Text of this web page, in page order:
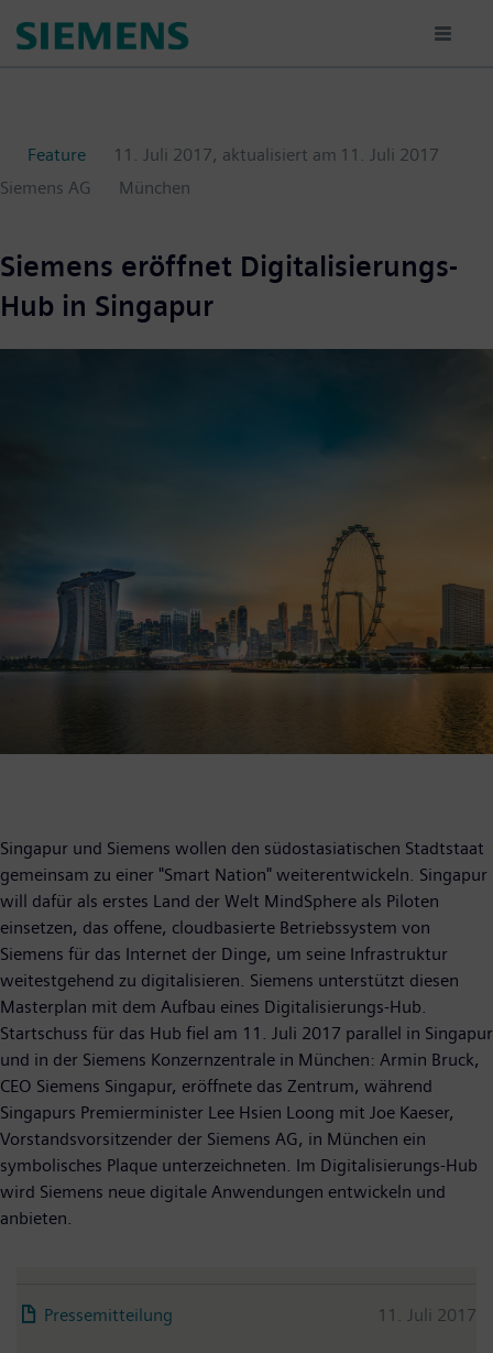
para
Feature
11. Juli 2017, aktualisiert am 11. Juli 2017
Siemens AG
München
Siemens eröffnet Digitalisierungs-
Hub in Singapur
Singapur und Siemens wollen den südostasiatischen Stadtstaat
gemeinsam zu einer "Smart Nation" weiterentwickeln. Singapur
will dafür als erstes Land der Welt MindSphere als Piloten
einsetzen, das offene, cloudbasierte Betriebssystem von
Siemens für das Internet der Dinge, um seine Infrastruktur
weitestgehend zu digitalisieren. Siemens unterstützt diesen
Masterplan mit dem Aufbau eines Digitalisierungs-Hub.
Startschuss für das Hub fiel am 11. Juli 2017 parallel in Singapur
und in der Siemens Konzernzentrale in München: Armin Bruck,
CEO Siemens Singapur, eröffnete das Zentrum, während
Singapurs Premierminister Lee Hsien Loong mit Joe Kaeser,
Vorstandsvorsitzender der Siemens AG, in München ein
symbolisches Plaque unterzeichneten. Im Digitalisierungs-Hub
wird Siemens neue digitale Anwendungen entwickeln und
anbieten.
Pressemitteilung 11. Juli 2017